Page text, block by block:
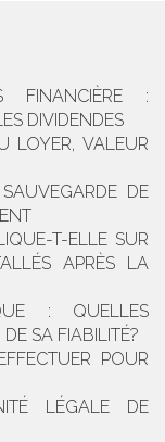
FINANCIÈRE :
DIVIDENDES
LOYER, VALEUR
DE
T-ELLE SUR
APRÈS LA
: QUELLES
SA FIABILITÉ?
POUR
LÉGALE DE